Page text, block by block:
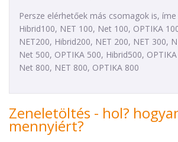
Persze elérhetőek más csomagok is,
Hibrid100, NET 100, Net 100, OPTIKA
NET200, Hibrid200, NET 200, NET 300,
Net 500, OPTIKA 500, Hibrid500,
Net 800, NET 800, OPTIKA 800
Zeneletöltés - hol?
mennyiért?